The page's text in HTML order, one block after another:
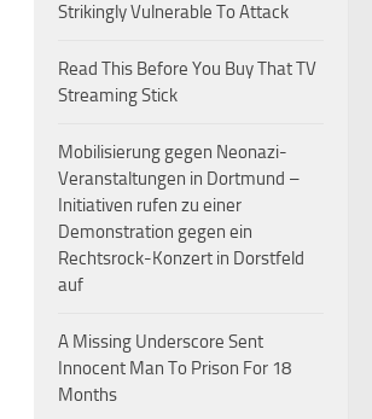
Strikingly Vulnerable To Attack
Read This Before You Buy That TV
Streaming Stick
Mobilisierung gegen Neonazi-
Veranstaltungen in Dortmund –
Initiativen rufen zu einer
Demonstration gegen ein
Rechtsrock-Konzert in Dorstfeld
auf
A Missing Underscore Sent
Innocent Man To Prison For 18
Months